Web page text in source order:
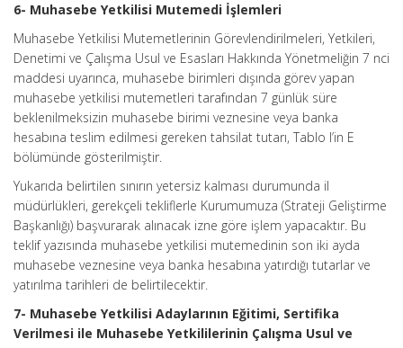
6- Muhasebe Yetkilisi Mutemedi İşlemleri
Muhasebe Yetkilisi Mutemetlerinin Görevlendirilmeleri, Yetkileri,
Denetimi ve Çalışma Usul ve Esasları Hakkında Yönetmeliğin 7 nci
maddesi uyarınca, muhasebe birimleri dışında görev yapan
muhasebe yetkilisi mutemetleri tarafından 7 günlük süre
beklenilmeksizin muhasebe birimi veznesine veya banka
hesabına teslim edilmesi gereken tahsilat tutarı, Tablo I’in E
bölümünde gösterilmiştir.
Yukarıda belirtilen sınırın yetersiz kalması durumunda il
müdürlükleri, gerekçeli tekliflerle Kurumumuza (Strateji Geliştirme
Başkanlığı) başvurarak alınacak izne göre işlem yapacaktır. Bu
teklif yazısında muhasebe yetkilisi mutemedinin son iki ayda
muhasebe veznesine veya banka hesabına yatırdığı tutarlar ve
yatırılma tarihleri de belirtilecektir.
7- Muhasebe Yetkilisi Adaylarının Eğitimi, Sertifika
Verilmesi ile Muhasebe Yetkililerinin Çalışma Usul ve